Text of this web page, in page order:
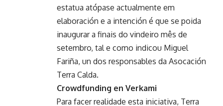
estatua atópase actualmente em
elaboración e a intención é que se poida
inaugurar a finais do vindeiro mês de
setembro, tal e como indicou Miguel
Fariña, un dos responsables da Asocación
Terra Calda.
Crowdfunding en Verkami
Para facer realidade esta iniciativa, Terra